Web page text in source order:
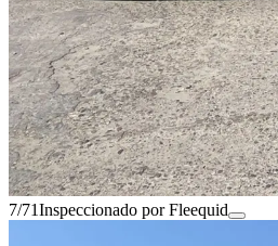
7/71Inspeccionado por Fleequid